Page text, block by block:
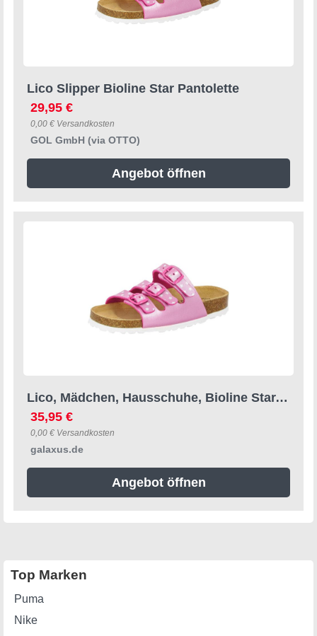
Lico Slipper Bioline Star Pantolette
29,95 €
0,00 € Versandkosten
GOL GmbH (via OTTO)
Angebot öffnen
Lico, Mädchen, Hausschuhe, Bioline Star, Rosa, (34)
35,95 €
0,00 € Versandkosten
galaxus.de
Angebot öffnen
Top Marken
Puma
Nike